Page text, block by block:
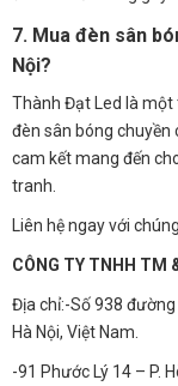
7. Mua đèn sân
Nội?
Thành Đạt Led là một
đèn sân bóng chuyền
cam kết mang đến
tranh.
Liên hệ ngay với
CÔNG TY TNHH TM
Địa chỉ:-Số 938
Hà Nội, Việt Nam.
-91 Phước Lý 14 – P.